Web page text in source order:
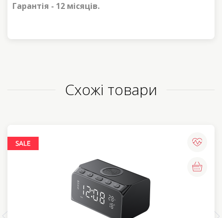
Гарантія - 12 місяців.
Схожі товари